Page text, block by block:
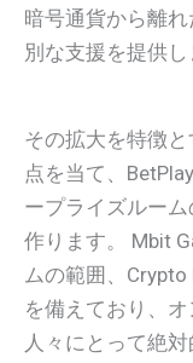
暗号通貨から離
別な支援を提供し
その拡大を特徴
点を当て、
ープライズルー
作ります。 Mbit
ムの範囲、Crypto
を備えており、
人々にとって絶